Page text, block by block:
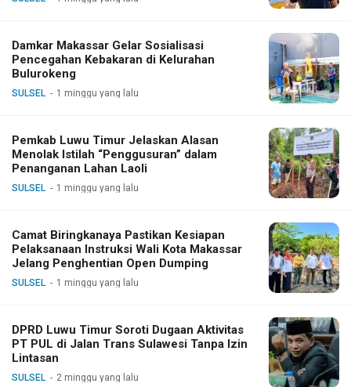
Damkar Makassar Gelar Sosialisasi
Pencegahan Kebakaran di Kelurahan
Bulurokeng
SULSEL 1 minggu yang lalu
Pemkab Luwu Timur Jelaskan Alasan
Menolak Istilah “Penggusuran” dalam
Penanganan Lahan Laoli
SULSEL 1 minggu yang lalu
Camat Biringkanaya Pastikan Kesiapan
Pelaksanaan Instruksi Wali Kota Makassar
Jelang Penghentian Open Dumping
SULSEL 1 minggu yang lalu
DPRD Luwu Timur Soroti Dugaan Aktivitas
PT PUL di Jalan Trans Sulawesi Tanpa Izin
Lintasan
SULSEL 2 minggu yang lalu